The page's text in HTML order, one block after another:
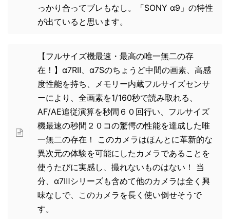
っかり合ってブレもなし。「SONY α9」の特性
が出ていると思います。
【フルサイズ機最速・最高の唯一無二の存
在！】α7RⅡ、α7Sのちょうど中間の画素、高感
度性能を持ち、メモリー内蔵フルサイズセンサ
ーにより、全画素を1/160秒で読み取れる、
AF/AE追従演算を秒間６０回行い、フルサイズ
機最速の秒間２０コの驚愕の性能を達成した唯
一無二の存在！ このカメラはほんとに革新的な
異次元の体験を可能にしたカメラであることを
使うたびに実感し、撮れないものはない！ 当
分、α7Ⅲシリーズも含めて他のカメラは全く興
味なしで、このカメラを長く使い倒せそうで
す。